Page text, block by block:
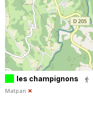
les champignons
Matpan